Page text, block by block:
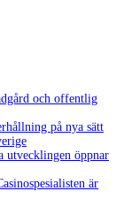
och offentlig
på nya sätt
utvecklingen öppnar
är